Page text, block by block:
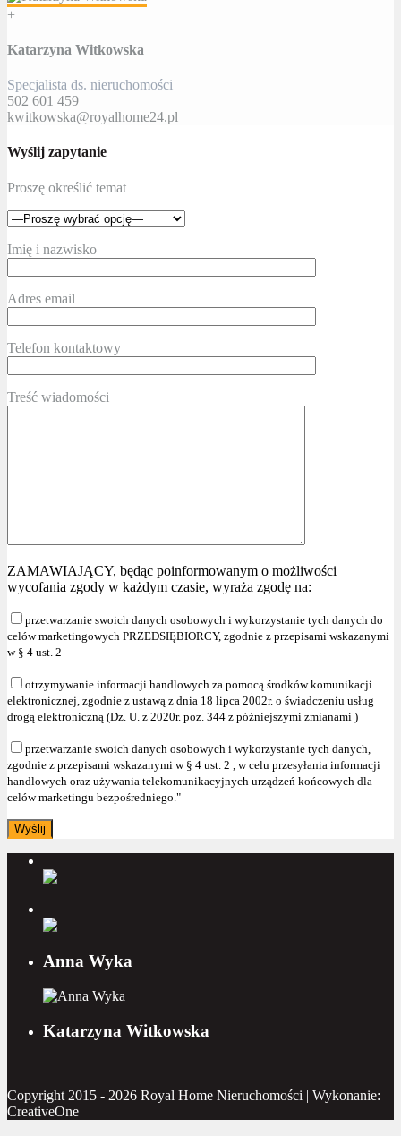
+
Katarzyna Witkowska
Specjalista ds. nieruchomości
502 601 459
kwitkowska@royalhome24.pl
Wyślij zapytanie
Proszę określić temat
Imię i nazwisko
Adres email
Telefon kontaktowy
Treść wiadomości
ZAMAWIAJĄCY, będąc poinformowanym o możliwości
wycofania zgody w każdym czasie, wyraża zgodę na:
przetwarzanie swoich danych osobowych i wykorzystanie tych danych do
celów marketingowych PRZEDSIĘBIORCY, zgodnie z przepisami wskazanymi
w § 4 ust. 2
otrzymywanie informacji handlowych za pomocą środków komunikacji
elektronicznej, zgodnie z ustawą z dnia 18 lipca 2002r. o świadczeniu usług
drogą elektroniczną (Dz. U. z 2020r. poz. 344 z późniejszymi zmianami )
przetwarzanie swoich danych osobowych i wykorzystanie tych danych,
zgodnie z przepisami wskazanymi w § 4 ust. 2 , w celu przesyłania informacji
handlowych oraz używania telekomunikacyjnych urządzeń końcowych dla
celów marketingu bezpośredniego."
Anna Wyka
Katarzyna Witkowska
Copyright 2015 - 2026 Royal Home Nieruchomości | Wykonanie:
CreativeOne